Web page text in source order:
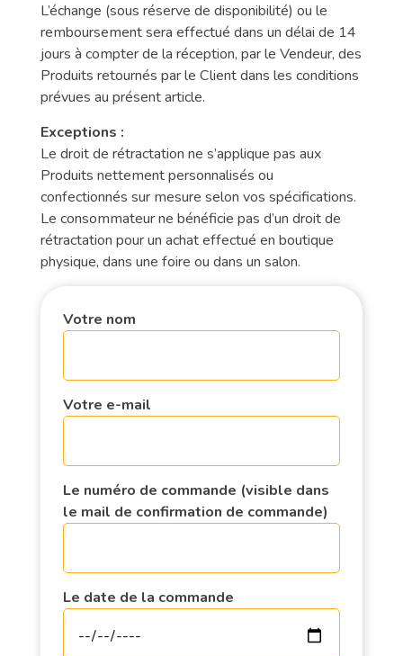
L’échange (sous réserve de disponibilité) ou le
remboursement sera effectué dans un délai de 14
jours à compter de la réception, par le Vendeur, des
Produits retournés par le Client dans les conditions
prévues au présent article.
Exceptions :
Le droit de rétractation ne s’applique pas aux
Produits nettement personnalisés ou
confectionnés sur mesure selon vos spécifications.
Le consommateur ne bénéficie pas d’un droit de
rétractation pour un achat effectué en boutique
physique, dans une foire ou dans un salon.
Votre nom
Votre e-mail
Le numéro de commande (visible dans
le mail de confirmation de commande)
Le date de la commande